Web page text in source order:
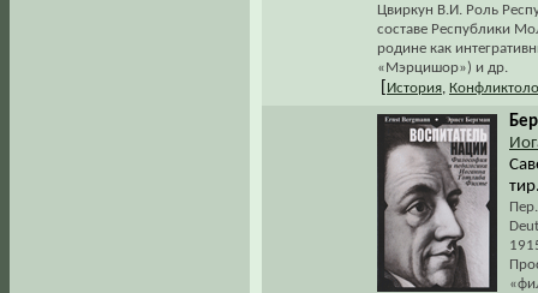
Цвиркун В.И. Роль
составе Республики
родине как
«Мэрцишор») и др.
История,